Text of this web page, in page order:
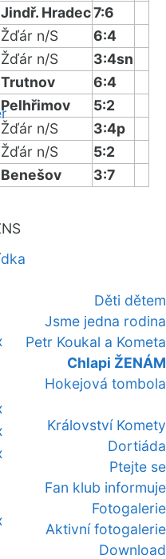
Děti dětem
Jsme jedna rodina
Petr Koukal a Kometa
Chlapi ŽENÁM
Hokejová tombola
Království Komety
Dortiáda
Ptejte se
Fan klub informuje
Fotogalerie
Aktivní fotogalerie
Download
Jindř. Hradec7:6
Žďár n/S
6:4
Žďár n/S
3:4sn
Trutnov
6:4
Pelhřimov
5:2
Žďár n/S
3:4p
Žďár n/S
5:2
Benešov 3:7